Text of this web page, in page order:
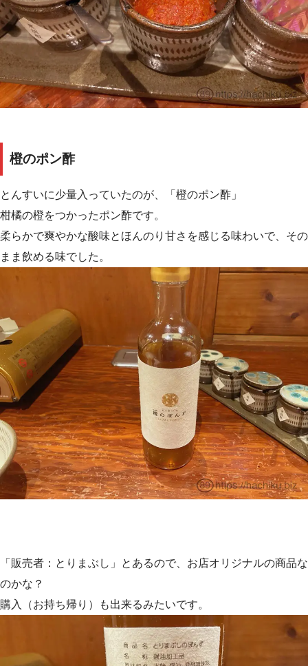
橙のポン酢
とんすいに少量入っていたのが、「橙のポン酢」
柑橘の橙をつかったポン酢です。
柔らかで爽やかな酸味とほんのり甘さを感じる味わいで、その
まま飲める味でした。
「販売者：とりまぶし」とあるので、お店オリジナルの商品な
のかな？
購入（お持ち帰り）も出来るみたいです。